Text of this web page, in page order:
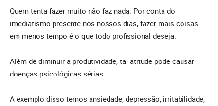
Quem tenta fazer muito não faz nada. Por conta do
imediatismo presente nos nossos dias, fazer mais coisas
em menos tempo é o que todo profissional deseja.
Além de diminuir a produtividade, tal atitude pode causar
doenças psicológicas sérias.
A exemplo disso temos ansiedade, depressão, irritabilidade,